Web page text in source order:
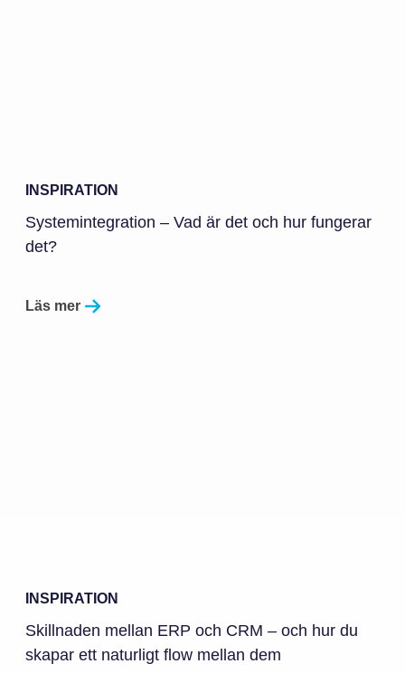
INSPIRATION
Systemintegration – Vad är det och hur fungerar
det?
Läs mer
INSPIRATION
Skillnaden mellan ERP och CRM – och hur du
skapar ett naturligt flow mellan dem